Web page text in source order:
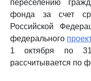
переселению
фонда за счет
Российской
федерального
1 октября по
рассчитывается по